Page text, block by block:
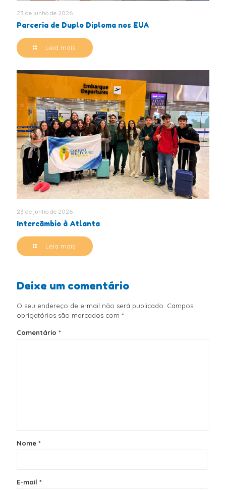
23 de junho de 2026
Parceria de Duplo Diploma nos EUA
Leia mais
23 de junho de 2026
Intercâmbio à Atlanta
Leia mais
Deixe um comentário
O seu endereço de e-mail não será publicado. Campos
obrigatórios são marcados com *
Comentário *
Nome *
E-mail *